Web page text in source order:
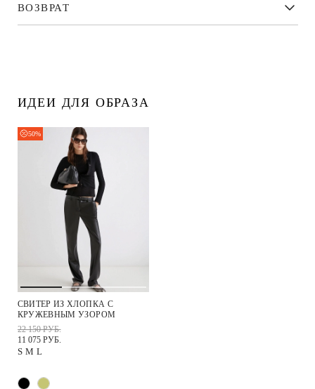
ВОЗВРАТ
ИДЕИ ДЛЯ ОБРАЗА
50%
СВИТЕР ИЗ ХЛОПКА С
КРУЖЕВНЫМ УЗОРОМ
22 150 РУБ.
11 075 РУБ.
S M L